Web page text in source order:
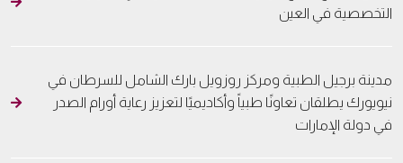
التخصصية في العين
مدينة برجيل الطبية ومركز روزويل بارك الشامل للسرطان في
نيويورك يطلقان تعاونًا طبياً وأكاديميًا لتعزيز رعاية أورام الصدر
في دولة الإمارات